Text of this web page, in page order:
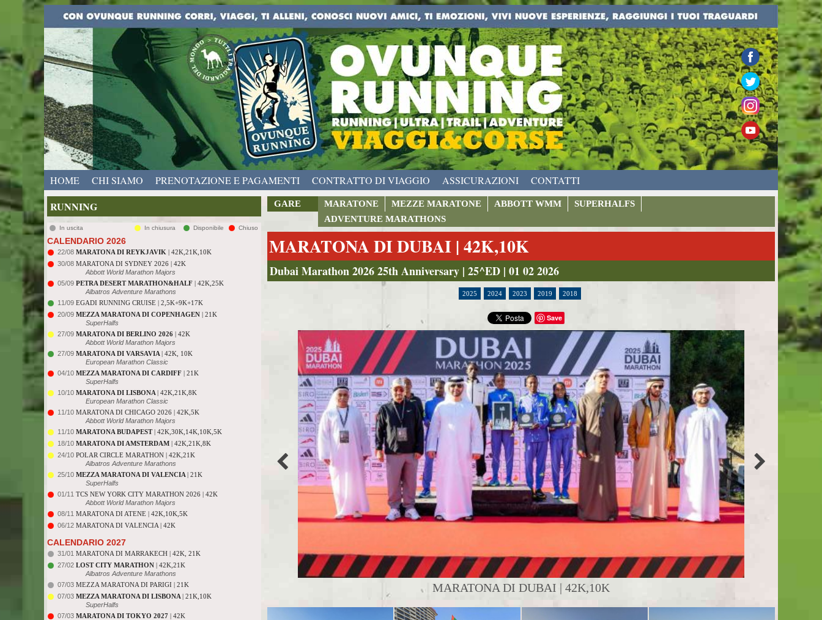
HOME CHI SIAMO PRENOTAZIONE E PAGAMENTI CONTRATTO DI VIAGGIO ASSICURAZIONI CONTATTI
RUNNING
In uscita In chiusura Disponibile Chiuso
CALENDARIO 2026
22/08 MARATONA DI REYKJAVIK | 42K,21K,10K
30/08 MARATONA DI SYDNEY 2026 | 42K
Abbott World Marathon Majors
05/09 PETRA DESERT MARATHON&HALF | 42K,25K
Albatros Adventure Marathons
11/09 EGADI RUNNING CRUISE | 2,5K+9K+17K
20/09 MEZZA MARATONA DI COPENHAGEN | 21K
SuperHalfs
27/09 MARATONA DI BERLINO 2026 | 42K
Abbott World Marathon Majors
27/09 MARATONA DI VARSAVIA | 42K, 10K
European Marathon Classic
04/10 MEZZA MARATONA DI CARDIFF | 21K
SuperHalfs
10/10 MARATONA DI LISBONA | 42K,21K,8K
European Marathon Classic
11/10 MARATONA DI CHICAGO 2026 | 42K,5K
Abbott World Marathon Majors
11/10 MARATONA BUDAPEST| 42K,30K,14K,10K,5K
18/10 MARATONA DI AMSTERDAM | 42K,21K,8K
24/10 POLAR CIRCLE MARATHON | 42K,21K
Albatros Adventure Marathons
25/10 MEZZA MARATONA DI VALENCIA | 21K
SuperHalfs
01/11 TCS NEW YORK CITY MARATHON 2026 | 42K
Abbott World Marathon Majors
08/11 MARATONA DI ATENE | 42K,10K,5K
06/12 MARATONA DI VALENCIA | 42K
CALENDARIO 2027
31/01 MARATONA DI MARRAKECH | 42K, 21K
27/02 LOST CITY MARATHON | 42K,21K
Albatros Adventure Marathons
07/03 MEZZA MARATONA DI PARIGI | 21K
07/03 MEZZA MARATONA DI LISBONA | 21K,10K
SuperHalfs
07/03 MARATONA DI TOKYO 2027 | 42K
GARE MARATONE MEZZE MARATONE ABBOTT WMM
SUPERHALFS
ADVENTURE MARATHONS
MARATONA DI DUBAI | 42K,10K
Dubai Marathon 2026 25th Anniversary | 25^ED | 01 02 2026
2025 2024 2023 2019 2018
Save
MARATONA DI DUBAI | 42K,10K